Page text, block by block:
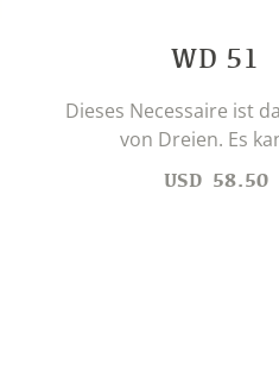
WD 51
Dieses Necessaire ist
von Dreien. Es
USD 58.50